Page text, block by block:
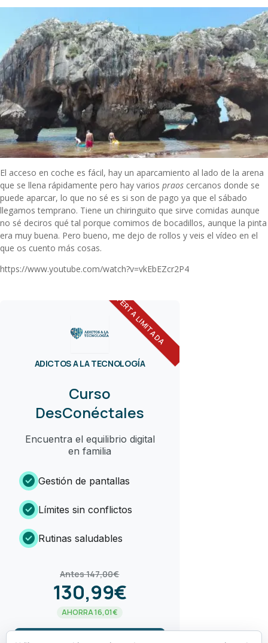
El acceso en coche es fácil, hay un aparcamiento al lado de la arena
que se llena rápidamente pero hay varios praos cercanos donde se
puede aparcar, lo que no sé es si son de pago ya que el sábado
llegamos temprano. Tiene un chiringuito que sirve comidas aunque
no sé deciros qué tal porque comimos de bocadillos, aunque la pinta
era muy buena. Pero bueno, me dejo de rollos y veis el vídeo en el
que os cuento más cosas.
https://www.youtube.com/watch?v=vkEbEZcr2P4
OFERTA LIMITADA
ADICTOS A LA TECNOLOGÍA
Curso
DesConéctales
Encuentra el equilibrio digital
en familia
check_circle Gestión de pantallas
check_circle Límites sin conflictos
check_circle Rutinas saludables
Antes 147,00€
130,99€
AHORRA 16,01€